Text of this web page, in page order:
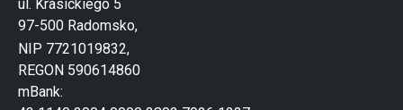
ul. Krasickiego 5
97-500 Radomsko,
NIP 7721019832,
REGON 590614860
mBank: